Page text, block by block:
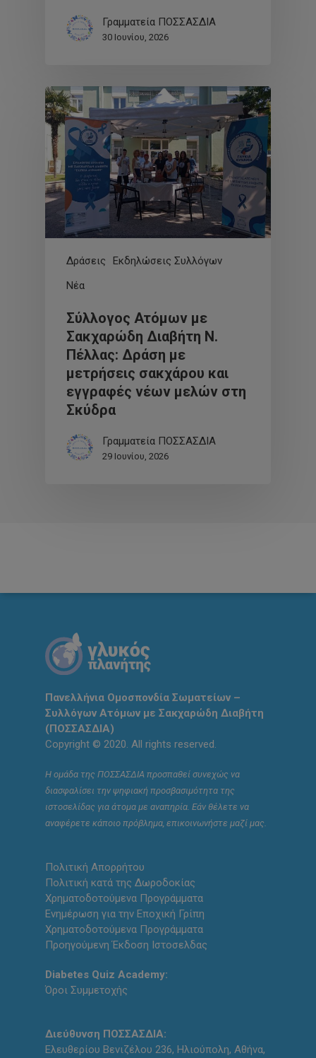
Γραμματεία ΠΟΣΣΑΣΔΙΑ
30 Ιουνίου, 2026
Δράσεις
Εκδηλώσεις Συλλόγων
Νέα
Σύλλογος Ατόμων με
Σακχαρώδη Διαβήτη Ν.
Πέλλας: Δράση με
μετρήσεις σακχάρου και
εγγραφές νέων μελών στη
Σκύδρα
Γραμματεία ΠΟΣΣΑΣΔΙΑ
29 Ιουνίου, 2026
Πανελλήνια Ομοσπονδία Σωματείων –
Συλλόγων Ατόμων με Σακχαρώδη Διαβήτη
(ΠΟΣΣΑΣΔΙΑ)
Copyright © 2020. All rights reserved.
Η ομάδα της ΠΟΣΣΑΣΔΙΑ προσπαθεί συνεχώς να
διασφαλίσει την ψηφιακή προσβασιμότητα της
ιστοσελίδας για άτομα με αναπηρία. Εάν θέλετε να
αναφέρετε κάποιο πρόβλημα, επικοινωνήστε μαζί μας.
Πολιτική Απορρήτου
Πολιτική κατά της Δωροδοκίας
Χρηματοδοτούμενα Προγράμματα
Ενημέρωση για την Εποχική Γρίπη
Χρηματοδοτούμενα Προγράμματα
Προηγούμενη Έκδοση Ιστοσελδας
Diabetes Quiz Academy:
Όροι Συμμετοχής
Διεύθυνση ΠΟΣΣΑΣΔΙΑ:
Ελευθερίου Βενιζέλου 236, Ηλιούπολη, Αθήνα,